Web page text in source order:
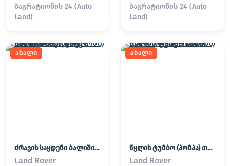
ბაგრატიონის 24 (Auto
Land)
ბაგრატიონის 24 (Auto
Land)
ახალი
ძრავის საყდენი ბალიში (პადმატორნი) Land Rover / Range Rover
Land Rover
ახალი
წყლის ტუმბო (პომპა) თერმოსტატი Land Rover / Range Rover
Land Rover